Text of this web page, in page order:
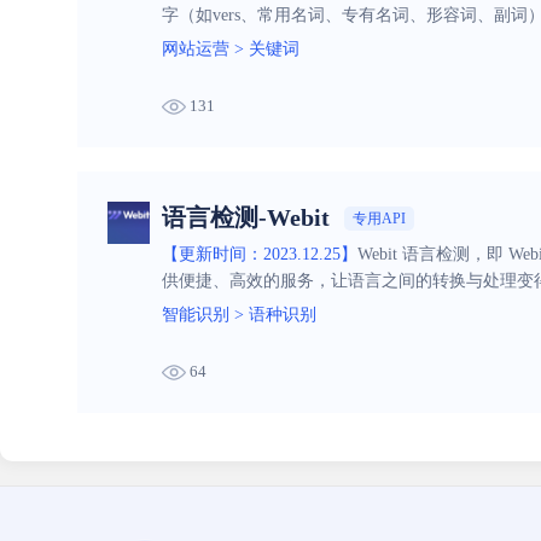
字（如vers、常用名词、专有名词、形容词、副词
网站运营 > 关键词
131
语言检测-Webit 专用API
【更新时间：2023.12.25】 Webit 语言检测，即
供便捷、高效的服务，让语言之间的转换与处理变
智能识别 > 语种识别
64